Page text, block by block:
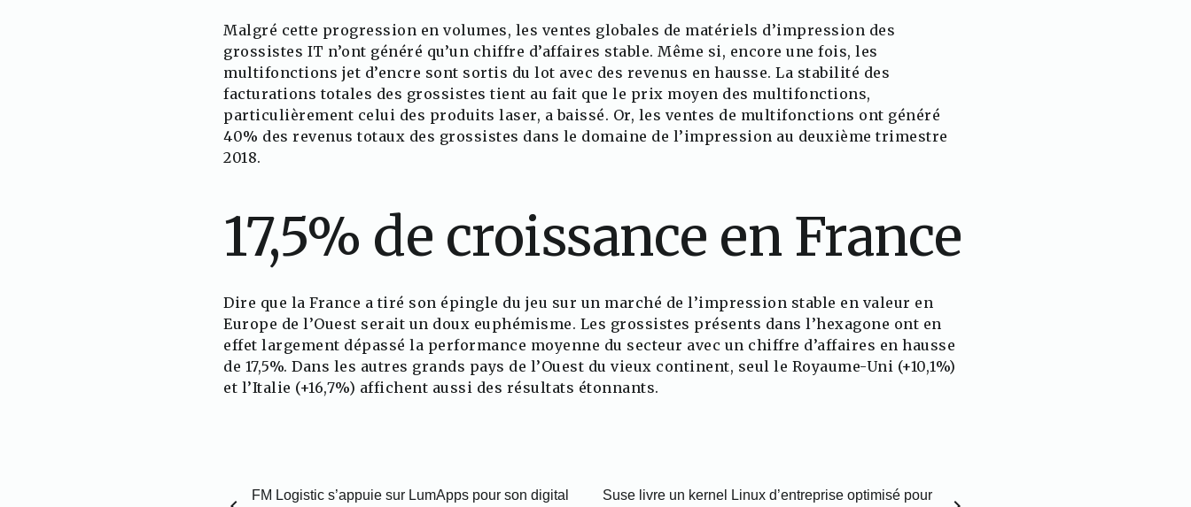
Malgré cette progression en volumes, les ventes globales de matériels d’impression des
grossistes IT n’ont généré qu’un chiffre d’affaires stable. Même si, encore une fois, les
multifonctions jet d’encre sont sortis du lot avec des revenus en hausse. La stabilité des
facturations totales des grossistes tient au fait que le prix moyen des multifonctions,
particulièrement celui des produits laser, a baissé. Or, les ventes de multifonctions ont généré
40% des revenus totaux des grossistes dans le domaine de l’impression au deuxième trimestre
2018.
17,5% de croissance en France
Dire que la France a tiré son épingle du jeu sur un marché de l’impression stable en valeur en
Europe de l’Ouest serait un doux euphémisme. Les grossistes présents dans l’hexagone ont en
effet largement dépassé la performance moyenne du secteur avec un chiffre d’affaires en hausse
de 17,5%. Dans les autres grands pays de l’Ouest du vieux continent, seul le Royaume-Uni (+10,1%)
et l’Italie (+16,7%) affichent aussi des résultats étonnants.
FM Logistic s’appuie sur LumApps pour son digital Suse livre un kernel Linux d’entreprise optimisé pour